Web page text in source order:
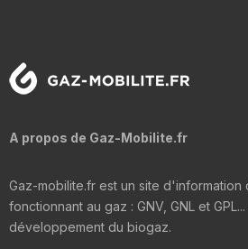
A propos de Gaz-Mobilite.fr
Gaz-mobilite.fr est un site
fonctionnant au gaz : GNV, GNL et
développement du biogaz.